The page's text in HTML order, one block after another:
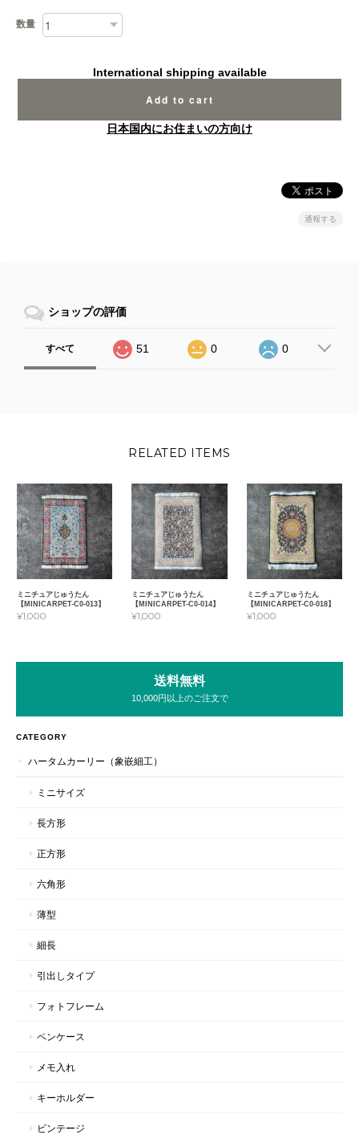
数量
International shipping available
Add to cart
日本国内にお住まいの方向け
通報する
ショップの評価
すべて 51 0 0
RELATED ITEMS
ミニチュアじゅうたん
【MINICARPET-C0-013】
¥1,000
ミニチュアじゅうたん
【MINICARPET-C0-014】
¥1,000
ミニチュアじゅうたん
【MINICARPET-C0-018】
¥1,000
送料無料
10,000円以上のご注文で
CATEGORY
ハータムカーリー（象嵌細工）
ミニサイズ
長方形
正方形
六角形
薄型
細長
引出しタイプ
フォトフレーム
ペンケース
メモ入れ
キーホルダー
ビンテージ